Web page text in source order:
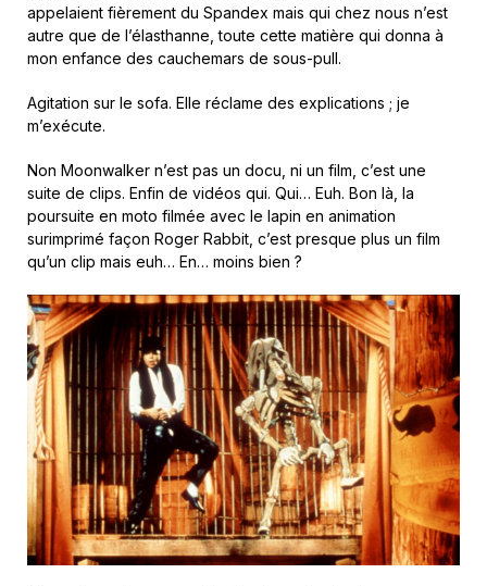
appelaient fièrement du Spandex mais qui chez nous n’est
autre que de l’élasthanne, toute cette matière qui donna à
mon enfance des cauchemars de sous-pull.
Agitation sur le sofa. Elle réclame des explications ; je
m’exécute.
Non Moonwalker n’est pas un docu, ni un film, c’est une
suite de clips. Enfin de vidéos qui. Qui… Euh. Bon là, la
poursuite en moto filmée avec le lapin en animation
surimprimé façon Roger Rabbit, c’est presque plus un film
qu’un clip mais euh… En… moins bien ?